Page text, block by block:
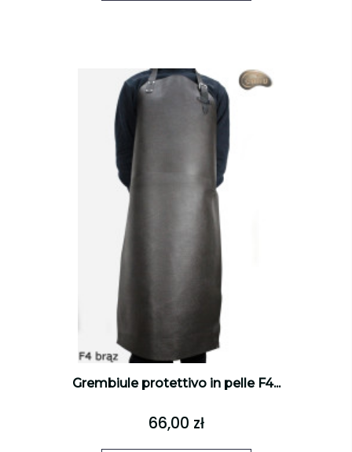
Grembiule protettivo in pelle F4...
66,00 zł